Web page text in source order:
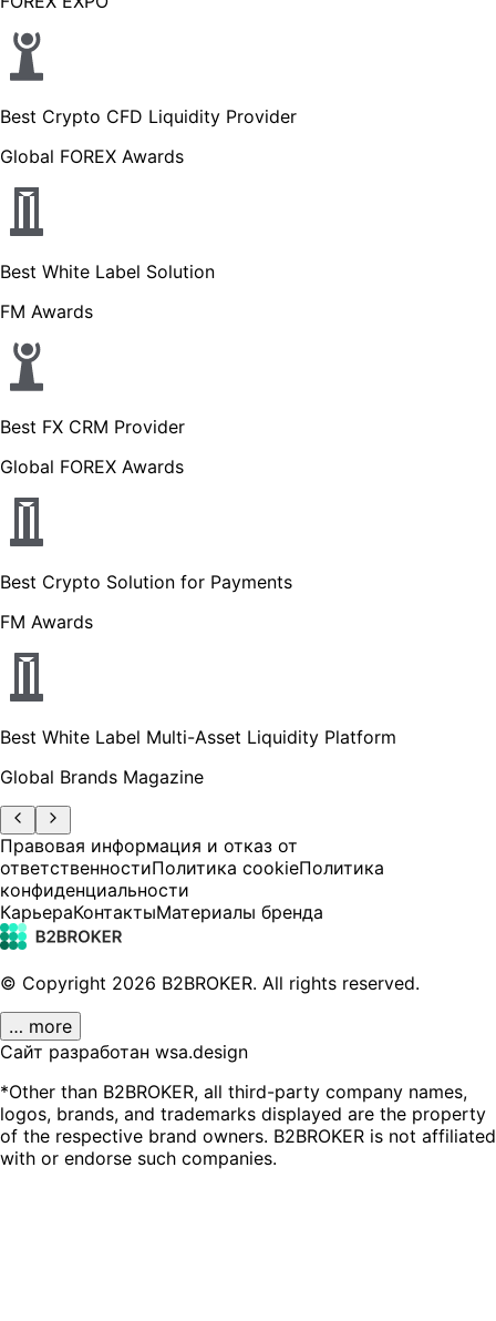
Best Crypto CFD Liquidity Provider
Global FOREX Awards
Best White Label Solution
FM Awards
Best FX CRM Provider
Global FOREX Awards
Best Crypto Solution for Payments
FM Awards
Best White Label Multi-Asset Liquidity Platform
Global Brands Magazine
Правовая информация и отказ от
ответственностиПолитика cookieПолитика
конфиденциальности
КарьераКонтактыМатериалы бренда
© Copyright 2026 B2BROKER. All rights reserved.
… more
Сайт разработан wsa.design
*Other than B2BROKER, all third-party company names,
logos, brands, and trademarks displayed are the property
of the respective brand owners. B2BROKER is not affiliated
with or endorse such companies.